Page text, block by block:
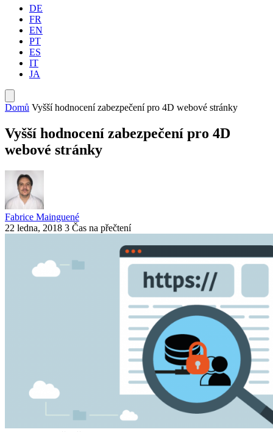
DE
FR
EN
PT
ES
IT
JA
Domů Vyšší hodnocení zabezpečení pro 4D webové stránky
Vyšší hodnocení zabezpečení pro 4D
webové stránky
Fabrice Mainguené
22 ledna, 2018 3 Čas na přečtení